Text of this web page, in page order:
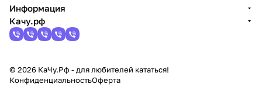
Информация
Качу.рф
© 2026 КаЧу.Рф - для любителей кататься!
КонфиденциальностьОферта